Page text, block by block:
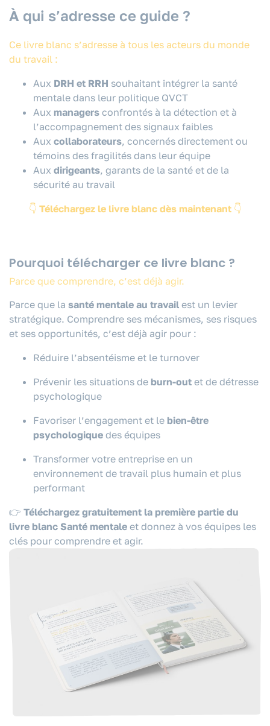
À qui s’adresse ce guide ?
Ce livre blanc s’adresse à tous les acteurs du monde
du travail :
Aux DRH et RRH souhaitant intégrer la santé
mentale dans leur politique QVCT
Aux managers confrontés à la détection et à
l’accompagnement des signaux faibles
Aux collaborateurs, concernés directement ou
témoins des fragilités dans leur équipe
Aux dirigeants, garants de la santé et de la
sécurité au travail
👇 Téléchargez le livre blanc dès maintenant 👇
Pourquoi télécharger ce livre blanc ?
Parce que comprendre, c’est déjà agir.
Parce que la santé mentale au travail est un levier
stratégique. Comprendre ses mécanismes, ses risques
et ses opportunités, c’est déjà agir pour :
Réduire l’absentéisme et le turnover
Prévenir les situations de burn-out et de détresse
psychologique
Favoriser l’engagement et le bien-être
psychologique des équipes
Transformer votre entreprise en un
environnement de travail plus humain et plus
performant
👉 Téléchargez gratuitement la première partie du
livre blanc Santé mentale et donnez à vos équipes les
clés pour comprendre et agir.